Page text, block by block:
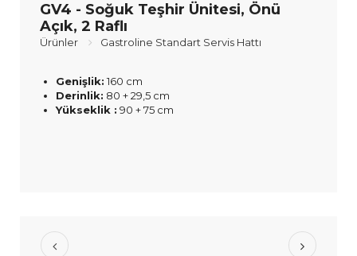
GV4 - Soğuk Teşhir Ünitesi, Önü
Açık, 2 Raflı
Ürünler Gastroline Standart Servis Hattı
Genişlik: 160 cm
Derinlik: 80 + 29,5 cm
Yükseklik : 90 + 75 cm